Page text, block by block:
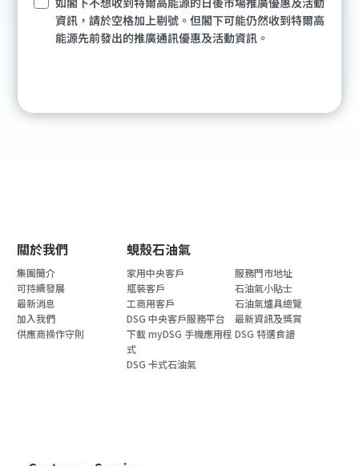
關於我們 蜆殼石油氣
集團簡介
可持續發展
最新消息
加入我們
供應商操作守則
家用中央客戶
瓶裝客戶
工商用客戶
DSG 中央客戶服務平台
下載 myDSG 手機應用程
式
DSG 卡式石油氣
服務門市地址
石油氣小貼士
石油氣爐具總覽
最新資訊及獎賞
DSG 特選食譜